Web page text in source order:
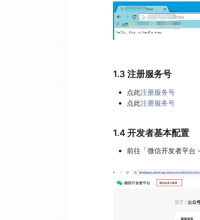
1.3 注册服务号
点此注册服务号
点此注册服务号
1.4 开发者基本配置
前往「微信开发者平台